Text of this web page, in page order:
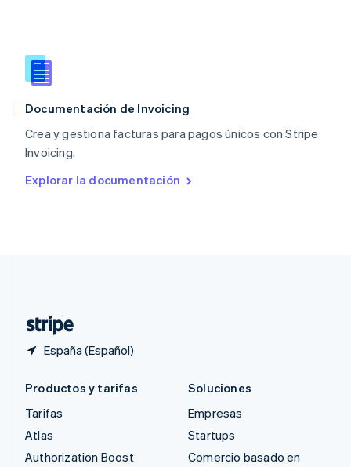
Documentación de Invoicing
Crea y gestiona facturas para pagos únicos con Stripe
Invoicing.
Explorar la documentación
España (Español)
Português
RAE de Hong Kong, China
Reino Unido
República Checa
English
English
Productos y tarifas
Tarifas
Atlas
Authorization Boost
Soluciones
Empresas
Startups
Comercio basado en